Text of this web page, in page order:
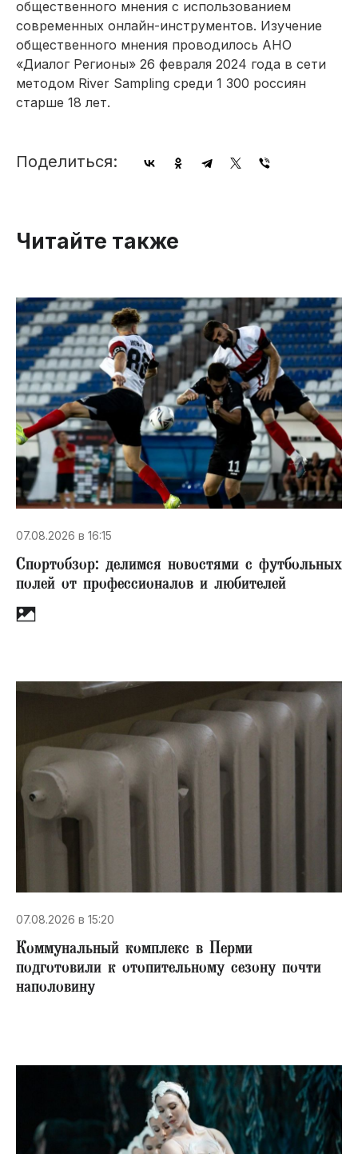
общественного мнения с использованием
современных онлайн-инструментов. Изучение
общественного мнения проводилось АНО
«Диалог Регионы» 26 февраля 2024 года в сети
методом River Sampling среди 1 300 россиян
старше 18 лет.
Поделиться:
Читайте также
07.08.2026 в 16:15
Спортобзор: делимся новостями с футбольных
полей от профессионалов и любителей
07.08.2026 в 15:20
Коммунальный комплекс в Перми
подготовили к отопительному сезону почти
наполовину